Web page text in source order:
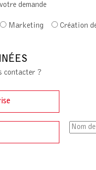
demande
Marketing Création
contacter ?